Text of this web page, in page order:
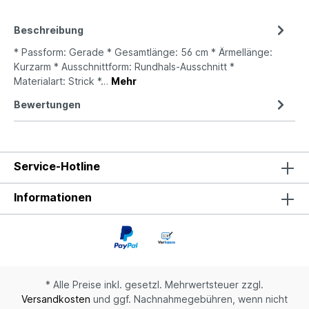
Beschreibung
* Passform: Gerade * Gesamtlänge: 56 cm * Ärmellänge:
Kurzarm * Ausschnittform: Rundhals-Ausschnitt *
Materialart: Strick *… Mehr
Bewertungen
Service-Hotline
Informationen
* Alle Preise inkl. gesetzl. Mehrwertsteuer zzgl.
Versandkosten und ggf. Nachnahmegebühren, wenn nicht